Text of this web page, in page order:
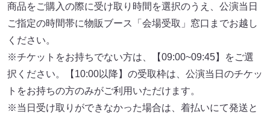
商品をご購入の際に受け取り時間を選択のうえ、公演当日
ご指定の時間帯に物販ブース「会場受取」窓口までお越し
ください。
※チケットをお持ちでない方は、【09:00~09:45】をご選
択ください。【10:00以降】の受取枠は、公演当日のチケッ
トをお持ちの方のみがご利用いただけます。
※当日受け取りができなかった場合は、着払いにて発送と